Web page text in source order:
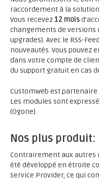
raccordement à la
Vous recevez12 mois
changements de versions
upgrades). Avec le RSS-
nouveautés. Vous pouvez
dans votre compte de
du support gratuit en cas
Customweb est
Les modules sont
(Ogone).
Nos plus produit:
Contrairement aux autres
été développé en étroite
Service Provider, ce qui